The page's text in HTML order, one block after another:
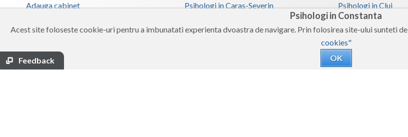
Psihologi in Constanta
Acest site foloseste cookie-uri pentru a imbunatati experienta dvoastra de navigare. Prin folosirea site-ului sunteti
cookies"
OK
Feedback
Adauga cabinet
Ajutor
Contact
Termeni si conditii
Psihologi in Caras-Severin
Psihologi in Cluj
Psihologi in
Psihologi in Galati
Psihologi in Giurgiu
Psihologi in
Psihologi in Ilfov